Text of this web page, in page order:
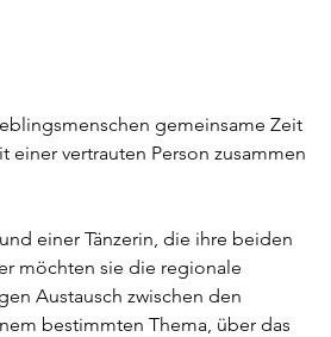
gemeinsame Zeit
vertrauten Person zusammen
einer Tänzerin, die ihre beiden
möchten sie die regionale
Austausch zwischen den
bestimmten Thema, über das